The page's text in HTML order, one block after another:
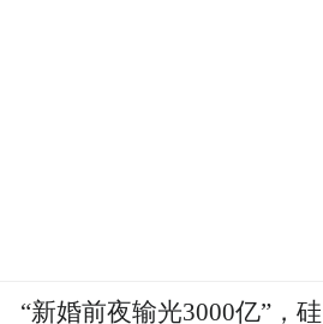
“新婚前夜输光3000亿”，硅